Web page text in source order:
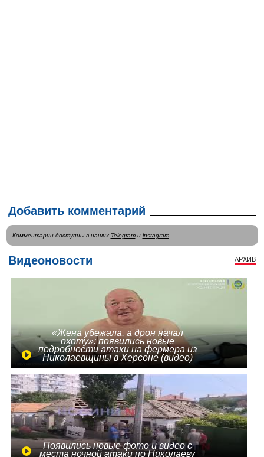
Добавить комментарий
Комментарии доступны в наших Telegramи instagram.
Видеоновости АРХИВ
«Жена убежала, а дрон начал
охоту»: появились новые
подробности атаки на фермера из
Николаевщины в Херсоне (видео)
Появились новые фото и видео с
места ночной атаки по Николаеву